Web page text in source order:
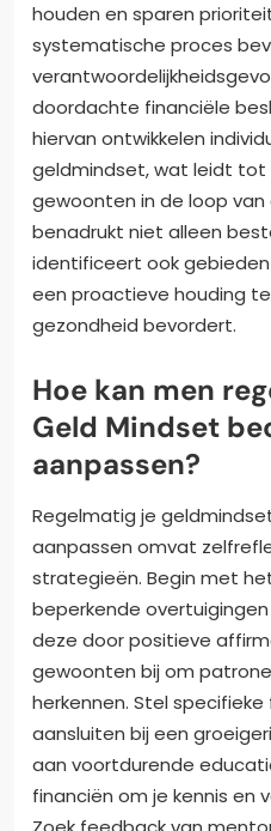
houden en sparen
systematische proces
doordachte financiële
hiervan ontwikkelen
geldmindset, wat leidt
gewoonten in de loop
benadrukt niet alleen
identificeert ook
een proactieve houding
gezondheid bevordert.
Hoe kan men
Geld Mindset
aanpassen?
Regelmatig je
aanpassen omvat
strategieën. Begin met
beperkende
deze door positieve
gewoonten bij om
herkennen. Stel
aansluiten bij een
aan voortdurende
financiën om je kennis en